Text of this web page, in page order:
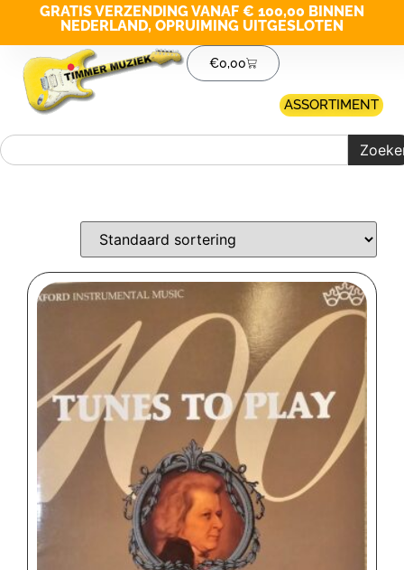
GRATIS VERZENDING VANAF € 100,00 BINNEN
NEDERLAND, OPRUIMING UITGESLOTEN
€0,00
ASSORTIMENT
Merk filter